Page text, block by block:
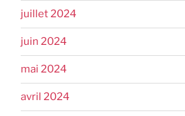
juillet 2024
juin 2024
mai 2024
avril 2024